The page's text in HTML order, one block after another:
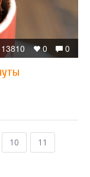
0
0
13810
10
11